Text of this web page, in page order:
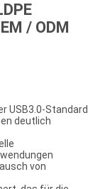
/ ODM
USB3.0-Standard
deutlich
von